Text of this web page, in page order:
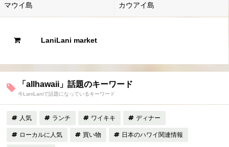
マウイ島 カウアイ島
LaniLani market
「allhawaii」話題のキーワード
今LaniLaniで話題になっているキーワード
人気 ランチ ワイキキ ディナー
ローカルに人気 買い物 日本のハワイ関連情報